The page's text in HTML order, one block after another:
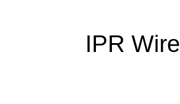
IPR Wire